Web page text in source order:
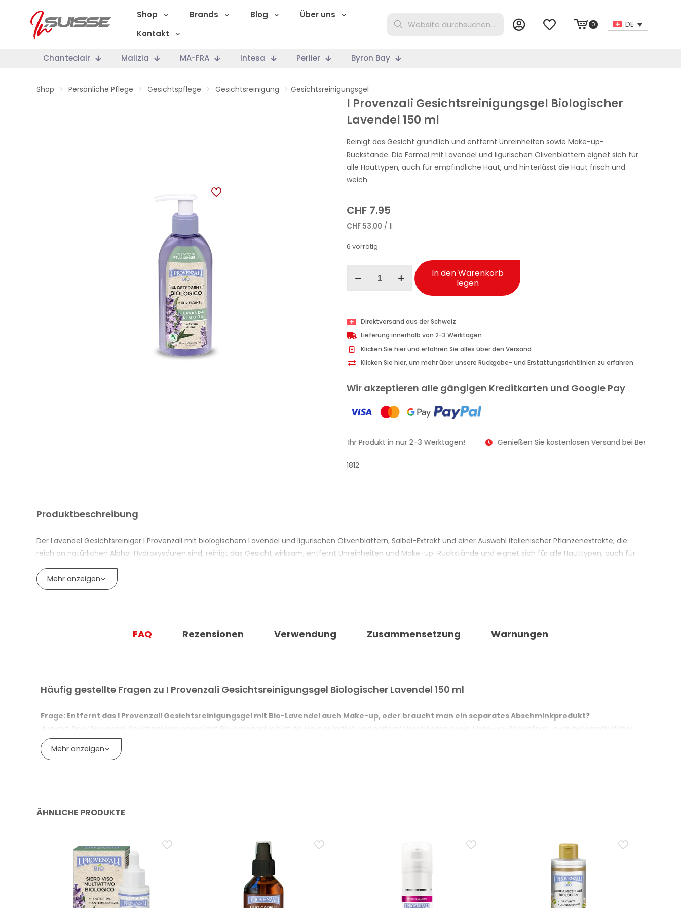
Shop Brands Blog
Über uns
Kontakt
0 DE
Chanteclair Malizia MA-FRA Intesa Perlier Byron Bay
Shop > Persönliche Pflege > Gesichtspflege > Gesichtsreinigung > Gesichtsreinigungsgel
I Provenzali Gesichtsreinigungsgel Biologischer
Lavendel 150 ml
Reinigt das Gesicht gründlich und entfernt Unreinheiten sowie Make-up-
Rückstände. Die Formel mit Lavendel und ligurischen Olivenblättern eignet sich für
alle Hauttypen, auch für empfindliche Haut, und hinterlässt die Haut frisch und
weich.
CHF 7.95
CHF 53.00 / 1l
6 vorrätig
Provenzali
Gesichtsreinigungsgel
Lavendel
150
ml
Menge
In den Warenkorb
legen
Direktversand aus der Schweiz
Lieferung innerhalb von 2-3 Werktagen
Klicken Sie hier und erfahren Sie alles über den Versand
Klicken Sie hier, um mehr über unsere Rückgabe- und Erstattungsrichtlinien zu erfahren
Wir akzeptieren alle gängigen Kreditkarten und Google Pay
Erhalten Sie Ihr Produkt in nur 2–3 Werktagen! Genießen Sie kostenlosen Versand bei Bestellungen
1812
Produktbeschreibung
Der Lavendel Gesichtsreiniger I Provenzali mit biologischem Lavendel und ligurischen Olivenblättern, Salbei-Extrakt und einer Auswahl italienischer Pflanzenextrakte, die
reich an natürlichen Alpha-Hydroxysäuren sind, reinigt das Gesicht wirksam, entfernt Unreinheiten und Make-up-Rückstände und eignet sich für alle Hauttypen, auch für
empfindliche Haut.
Die italienischen Extrakte aus Apfel, Zitrone, Traube und Weizenkleie – von Natur aus reich an Alpha-Hydroxysäuren – helfen, im Laufe des Tages angesammelte
% vegan und setzt auf Inhaltsstoffe aus der ligurischen Region. Dermatologisch auf empfindlicher Haut getestet und auf Schwermetalle geprüft: Nickel, Chrom und Kobalt
VORTEILE DES LAVENDEL GESICHTSREINIGER I PROVENZALI
Mit biologischem Lavendel und ligurischen Olivenblättern, Salbei-Extrakt und regionalen Inhaltsstoffen
99,1 % natürliche Inhaltsstoffe; 95,1 % zertifizierbare biologische Inhaltsstoffe CCPB
100 % vegan, geeignet auch für empfindliche Haut und dermatologisch getestet
Flasche aus 100 % recyceltem Kunststoff
Mehr anzeigen
FAQ Rezensionen Verwendung Zusammensetzung Warnungen
Häufig gestellte Fragen zu I Provenzali Gesichtsreinigungsgel Biologischer Lavendel 150 ml
Frage: Entfernt das I Provenzali Gesichtsreinigungsgel mit Bio-Lavendel auch Make-up, oder braucht man ein separates Abschminkprodukt?
Antwort: Das I Provenzali Gesichtsreinigungsgel mit Bio-Lavendel reinigt die Haut gründlich und entfernt Unreinheiten sowie Make-up-Rückstände, auch bei empfindlicher
Haut. Bei wasserfestem Make-up, insbesondere im Augenbereich, empfiehlt es sich, die Routine mit einem separaten Abschminkprodukt, zum Beispiel einem
Mizellenwasser, zu ergänzen.
täglichen Gebrauch, ohne aggressiv zu wirken, und hinterlässt die Haut frisch und sauber.
Frage: Eignet sich dieses reinigende Gel für alle Hauttypen oder erzielt es bessere Ergebnisse bei Mischhaut und unreiner Haut?
Antwort: Das reinigende Gel eignet sich für alle Hauttypen, einschliesslich empfindlicher Haut. Es reinigt frisch und gründlich und ist sowohl für normale Haut als auch für
Personen, die eine stärker reinigende Wirkung wünschen, geeignet, dabei bleibt der Ansatz im täglichen Gebrauch sanft.
Mehr anzeigen
ÄHNLICHE PRODUKTE